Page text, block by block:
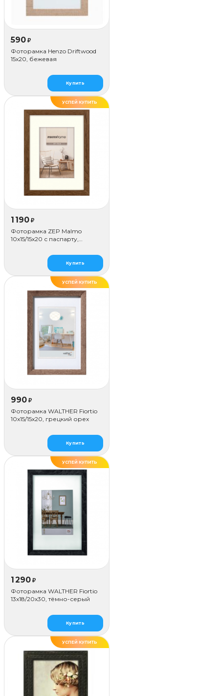
590 ₽
Фоторамка Henzo Driftwood
15x20, бежевая
Купить
УСПЕЙ КУПИТЬ
1 190 ₽
Фоторамка ZEP Malmo
10х15/15х20 с паспарту,
Купить
УСПЕЙ КУПИТЬ
990 ₽
Фоторамка WALTHER Fiortio
10x15/15х20, грецкий орех
Купить
УСПЕЙ КУПИТЬ
1 290 ₽
Фоторамка WALTHER Fiortio
13x18/20х30, тёмно-серый
Купить
УСПЕЙ КУПИТЬ